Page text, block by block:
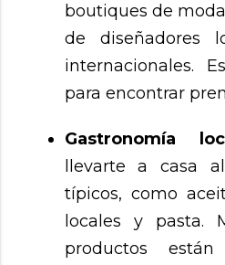
boutiques de
de diseñadores
internacionales.
para encontrar
Gastronomía
llevarte a casa
típicos, como
locales y pasta.
productos